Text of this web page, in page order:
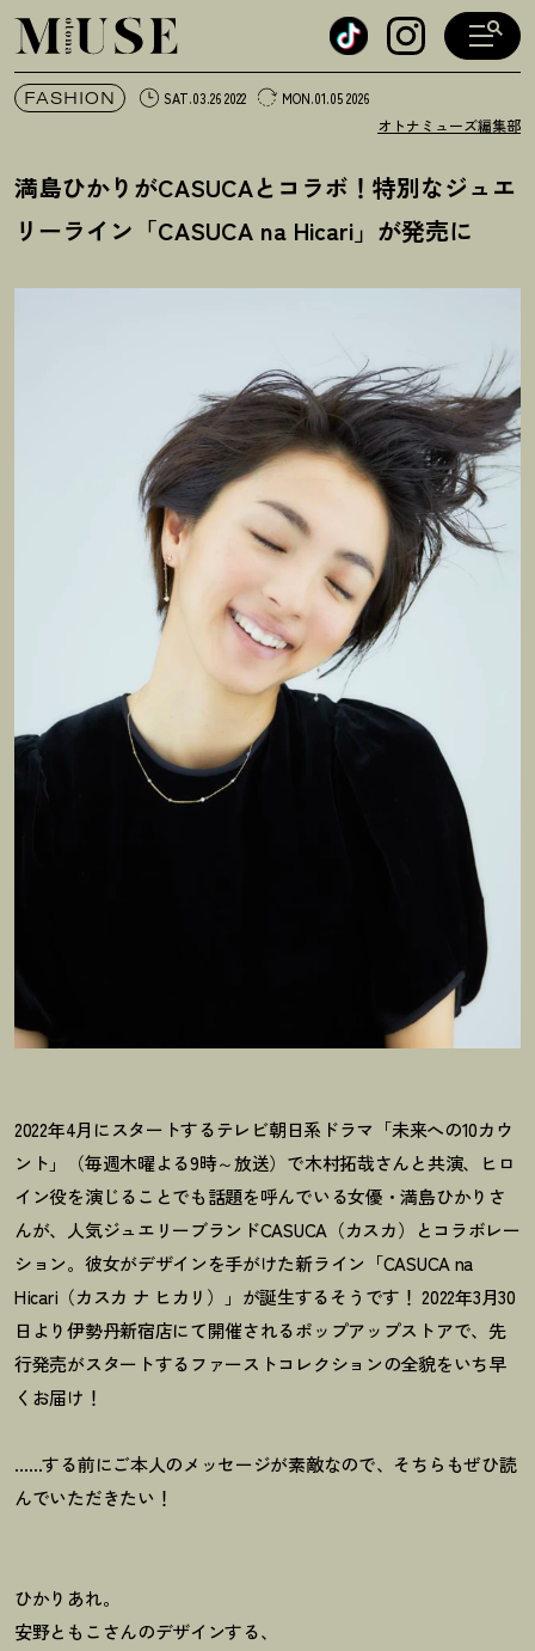
オトナミューズ ウェブ
FASHION SAT.03.26 2022 MON.01.05 2026
オトナミューズ編集部
満島ひかりがCASUCAとコラボ ！ 特別なジュエ
リーライン「CASUCA na Hicari」が発売に
2022年4月にスタートするテレビ朝日系ドラマ「未来への10カウ
ント」（毎週木曜よる9時～放送）で木村拓哉さんと共演、ヒロ
イン役を演じることでも話題を呼んでいる女優・満島ひかりさ
んが、人気ジュエリーブランドCASUCA（カスカ）とコラボレー
ション。彼女がデザインを手がけた新ライン「CASUCA na
Hicari（カスカ ナ ヒカリ）」が誕生するそうです ！ 2022年3月30
日より伊勢丹新宿店にて開催されるポップアップストアで、先
行発売がスタートするファーストコレクションの全貌をいち早
くお届け ！
……する前にご本人のメッセージが素敵なので、そちらもぜひ読
んでいただきたい ！
ひかりあれ。
安野ともこさんのデザインする、